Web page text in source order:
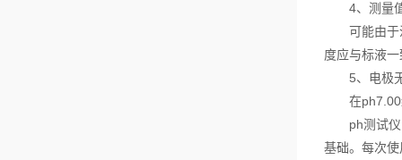
4、测量值
可能由于温
度应与标液
5、电极
在ph7.00缓
ph测试仪的
基础。每次